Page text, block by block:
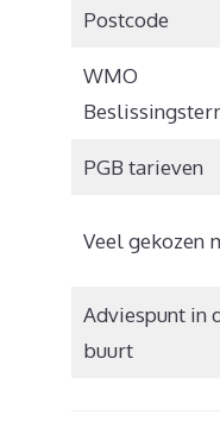
Postcode
WMO
PGB tarieven
Veel gekozen
Adviespunt in
buurt